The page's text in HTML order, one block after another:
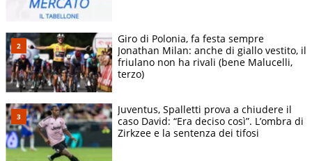
Giro di Polonia, fa festa sempre
Jonathan Milan: anche di giallo vestito, il
friulano non ha rivali (bene Malucelli,
terzo)
Juventus, Spalletti prova a chiudere il
caso David: “Era deciso così”. L’ombra di
Zirkzee e la sentenza dei tifosi